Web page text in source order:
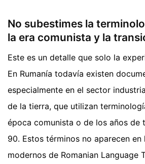
No subestimes la
la era comunista y la
Este es un detalle que solo la
En Rumanía todavía existen
especialmente en el sector
de la tierra, que utilizan
época comunista o de los años de
90. Estos términos no aparecen
modernos de Romanian Language